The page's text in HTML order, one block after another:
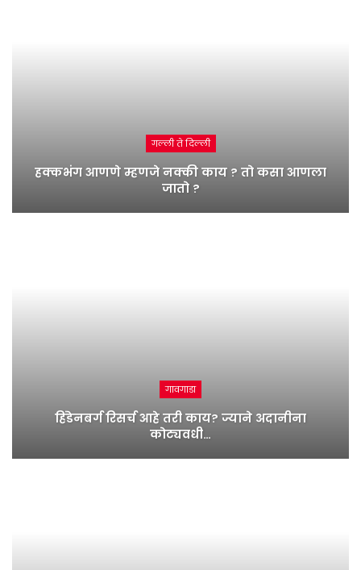
गल्ली ते दिल्ली
हक्कभंग आणणे म्हणजे नक्की काय ? तो कसा आणला
जातो ?
गावगाडा
हिंडेनबर्ग रिसर्च आहे तरी काय? ज्याने अदानीना
कोट्यवधी…